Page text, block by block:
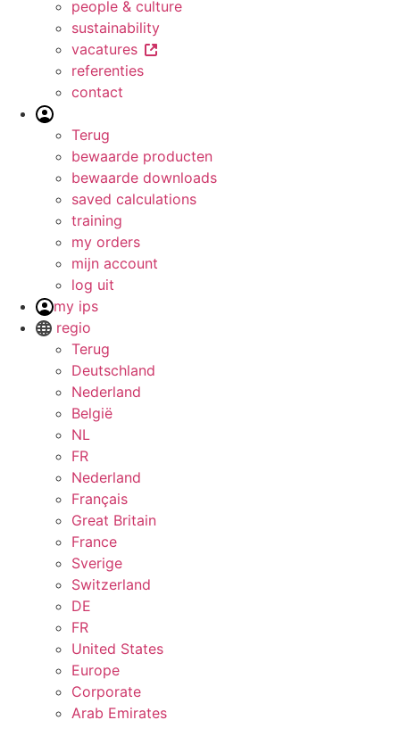
people & culture
sustainability
vacatures
referenties
contact
Terug
bewaarde producten
bewaarde downloads
saved calculations
training
my orders
mijn account
log uit
my ips
regio
Terug
Deutschland
Nederland
België
NL
FR
Nederland
Français
Great Britain
France
Sverige
Switzerland
DE
FR
United States
Europe
Corporate
Arab Emirates